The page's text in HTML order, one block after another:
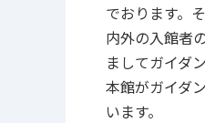
でおります。
内外の入館者
ましてガイダ
本館がガイダ
います。